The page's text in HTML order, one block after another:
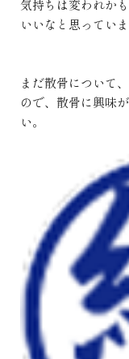
気持ちは変われか
いいなと思っていま
まだ散骨について
ので、散骨に興味
い。